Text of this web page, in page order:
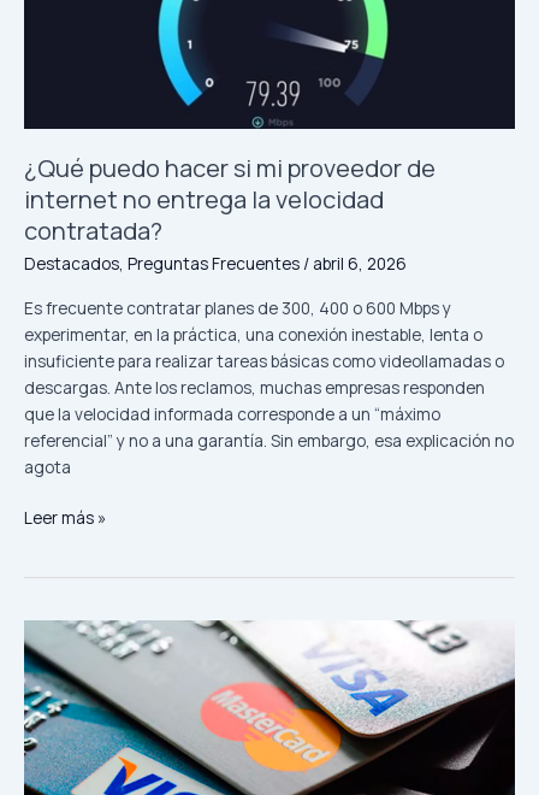
la
exclusión
de
personas
mayores
y
con
barreras
de
acceso
¿Qué puedo hacer si mi proveedor de
internet no entrega la velocidad
contratada?
Destacados, Preguntas Frecuentes / abril 6, 2026
Es frecuente contratar planes de 300, 400 o 600 Mbps y
experimentar, en la práctica, una conexión inestable, lenta o
insuficiente para realizar tareas básicas como videollamadas o
descargas. Ante los reclamos, muchas empresas responden
que la velocidad informada corresponde a un “máximo
referencial” y no a una garantía. Sin embargo, esa explicación no
agota
¿Qué
mi
proveedor
de
internet
no
entrega
la
Leer más »